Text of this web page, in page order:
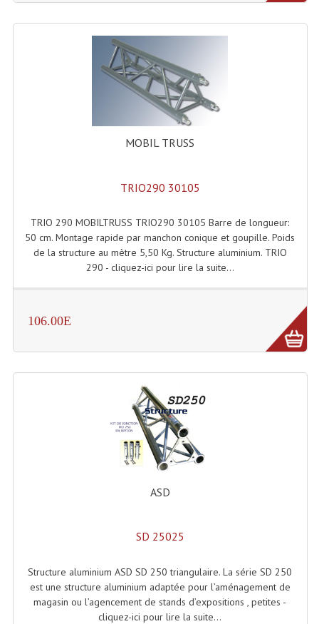
Angles Structure SD250
Angles Structure TRIO290
Angles Structure Triodéco
Cercle Struct Carrée 290
Cercle Struct SCC Carre
Cercle Struct Triangulaire290
Pendrillon Et Ossature
Pieds De Levage
Ponts - Portiques
Structure Et Angles Quatro Deco
Structures
Structures Carrées
MOBIL TRUSS
TRIO290 30105
TRIO 290 MOBILTRUSS TRIO290 30105 Barre de longueur:
50 cm. Montage rapide par manchon conique et goupille. Poids
de la structure au mètre 5,50 Kg. Structure aluminium. TRIO
290 - cliquez-ici pour lire la suite...
106.00E
ASD
SD 25025
Structure aluminium ASD SD 250 triangulaire. La série SD 250
est une structure aluminium adaptée pour l’aménagement de
magasin ou l’agencement de stands d’expositions , petites -
cliquez-ici pour lire la suite...